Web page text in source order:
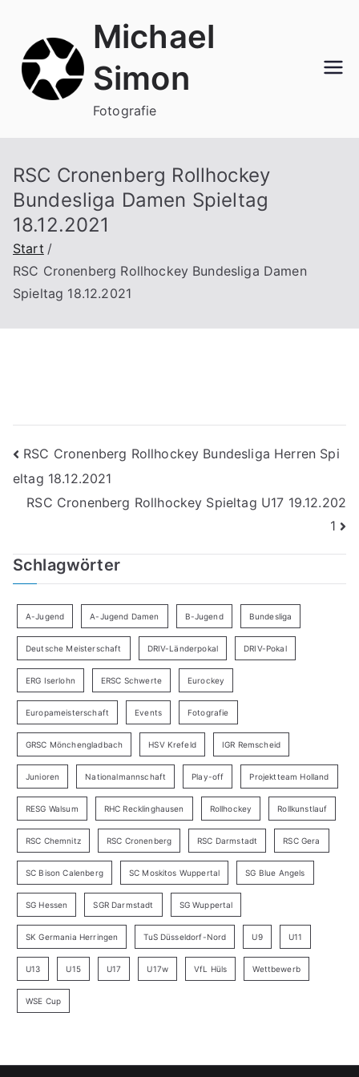
springen
Michael
Simon
Fotografie
RSC Cronenberg Rollhockey
Bundesliga Damen Spieltag
18.12.2021
Start
RSC Cronenberg Rollhockey Bundesliga Damen
Spieltag 18.12.2021
Beitragsnavigation
RSC Cronenberg Rollhockey Bundesliga Herren Spi
eltag 18.12.2021
RSC Cronenberg Rollhockey Spieltag U17 19.12.202
1
Schlagwörter
A-Jugend A-Jugend Damen B-Jugend Bundesliga
Deutsche Meisterschaft DRIV-Länderpokal DRIV-Pokal
ERG Iserlohn ERSC Schwerte Eurockey
Europameisterschaft Events Fotografie
GRSC Mönchengladbach HSV Krefeld IGR Remscheid
Junioren Nationalmannschaft Play-off Projektteam Holland
RESG Walsum RHC Recklinghausen Rollhockey Rollkunstlauf
RSC Chemnitz RSC Cronenberg RSC Darmstadt RSC Gera
SC Bison Calenberg SC Moskitos Wuppertal SG Blue Angels
SG Hessen SGR Darmstadt SG Wuppertal
SK Germania Herringen TuS Düsseldorf-Nord U9 U11
U13 U15 U17 U17w VfL Hüls Wettbewerb
WSE Cup